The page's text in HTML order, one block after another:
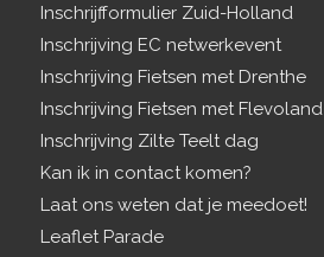
Inschrijfformulier Zuid-Holland
Inschrijving EC netwerkevent
Inschrijving Fietsen met Drenthe
Inschrijving Fietsen met Flevoland
Inschrijving Zilte Teelt dag
Kan ik in contact komen?
Laat ons weten dat je meedoet!
Leaflet Parade